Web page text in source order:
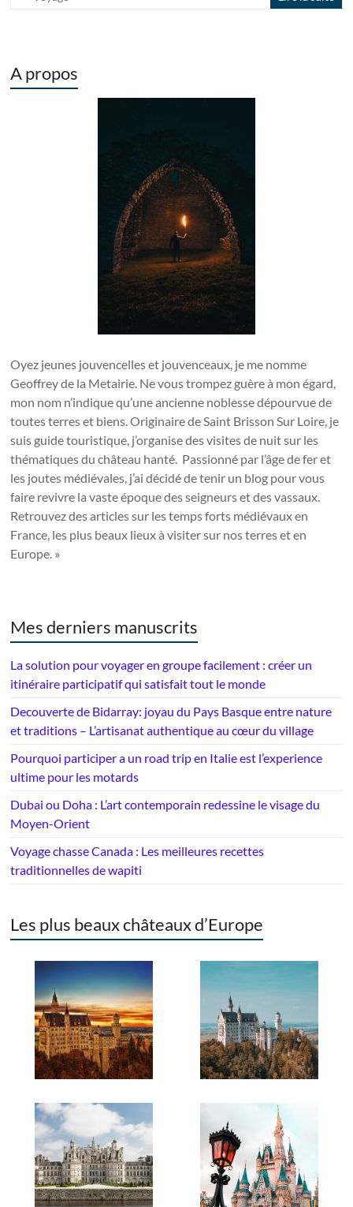
A propos
Oyez jeunes jouvencelles et jouvenceaux, je me nomme
Geoffrey de la Metairie. Ne vous trompez guère à mon égard,
mon nom n’indique qu’une ancienne noblesse dépourvue de
toutes terres et biens. Originaire de Saint Brisson Sur Loire, je
suis guide touristique, j’organise des visites de nuit sur les
thématiques du château hanté. Passionné par l’âge de fer et
les joutes médiévales, j’ai décidé de tenir un blog pour vous
faire revivre la vaste époque des seigneurs et des vassaux.
Retrouvez des articles sur les temps forts médiévaux en
France, les plus beaux lieux à visiter sur nos terres et en
Europe. »
Mes derniers manuscrits
La solution pour voyager en groupe facilement : créer un
itinéraire participatif qui satisfait tout le monde
Decouverte de Bidarray: joyau du Pays Basque entre nature
et traditions – L’artisanat authentique au cœur du village
Pourquoi participer a un road trip en Italie est l’experience
ultime pour les motards
Dubai ou Doha : L’art contemporain redessine le visage du
Moyen-Orient
Voyage chasse Canada : Les meilleures recettes
traditionnelles de wapiti
Les plus beaux châteaux d’Europe